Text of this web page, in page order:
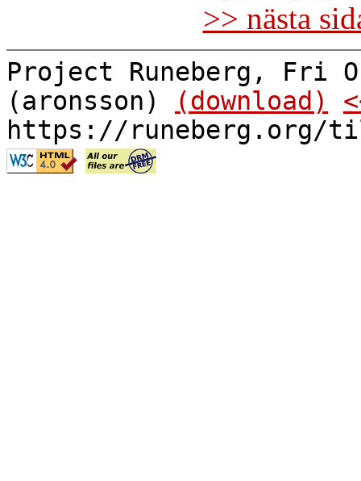
>> nästa
Project Runeberg, Fri
(aronsson)
(download)
https://runeberg.org/